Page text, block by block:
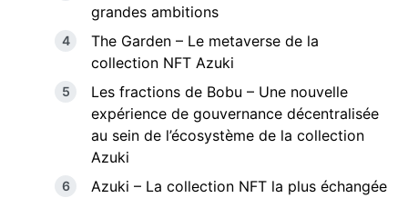
grandes ambitions
The Garden – Le metaverse de la
collection NFT Azuki
Les fractions de Bobu – Une nouvelle
expérience de gouvernance décentralisée
au sein de l’écosystème de la collection
Azuki
Azuki – La collection NFT la plus échangée